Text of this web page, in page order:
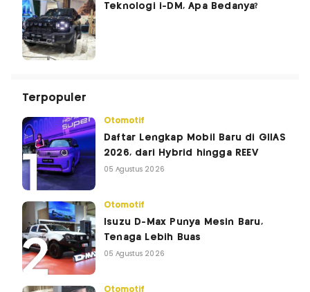
Teknologi i-DM, Apa Bedanya?
Terpopuler
Otomotif
Daftar Lengkap Mobil Baru di GIIAS
2026, dari Hybrid hingga REEV
05 Agustus 2026
Otomotif
Isuzu D-Max Punya Mesin Baru,
Tenaga Lebih Buas
05 Agustus 2026
Otomotif